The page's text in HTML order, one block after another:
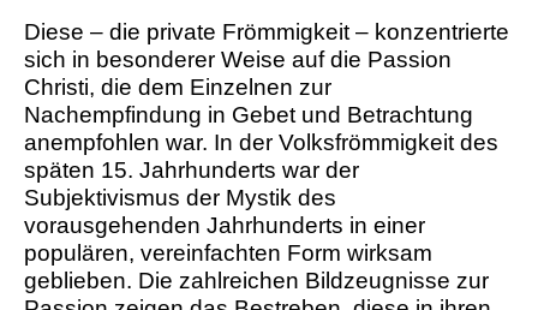
Diese – die private Frömmigkeit – konzentrierte
sich in besonderer Weise auf die Passion
Christi, die dem Einzelnen zur
Nachempfindung in Gebet und Betrachtung
anempfohlen war. In der Volksfrömmigkeit des
späten 15. Jahrhunderts war der
Subjektivismus der Mystik des
vorausgehenden Jahrhunderts in einer
populären, vereinfachten Form wirksam
geblieben. Die zahlreichen Bildzeugnisse zur